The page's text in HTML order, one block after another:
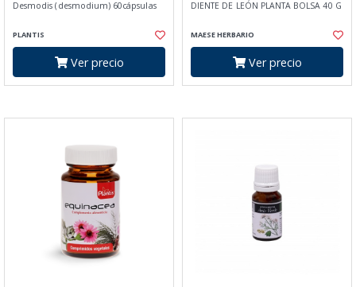
Desmodis (desmodium) 60cápsulas
PLANTIS
Ver precio
DIENTE DE LEÓN PLANTA BOLSA 40 G
MAESE HERBARIO
Ver precio